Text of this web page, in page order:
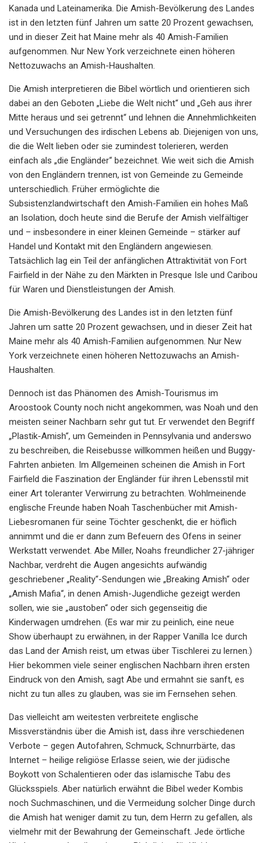
Kanada und Lateinamerika. Die Amish-Bevölkerung des Landes
ist in den letzten fünf Jahren um satte 20 Prozent gewachsen,
und in dieser Zeit hat Maine mehr als 40 Amish-Familien
aufgenommen. Nur New York verzeichnete einen höheren
Nettozuwachs an Amish-Haushalten.
Die Amish interpretieren die Bibel wörtlich und orientieren sich
dabei an den Geboten „Liebe die Welt nicht“ und „Geh aus ihrer
Mitte heraus und sei getrennt“ und lehnen die Annehmlichkeiten
und Versuchungen des irdischen Lebens ab. Diejenigen von uns,
die die Welt lieben oder sie zumindest tolerieren, werden
einfach als „die Engländer“ bezeichnet. Wie weit sich die Amish
von den Engländern trennen, ist von Gemeinde zu Gemeinde
unterschiedlich. Früher ermöglichte die
Subsistenzlandwirtschaft den Amish-Familien ein hohes Maß
an Isolation, doch heute sind die Berufe der Amish vielfältiger
und – insbesondere in einer kleinen Gemeinde – stärker auf
Handel und Kontakt mit den Engländern angewiesen.
Tatsächlich lag ein Teil der anfänglichen Attraktivität von Fort
Fairfield in der Nähe zu den Märkten in Presque Isle und Caribou
für Waren und Dienstleistungen der Amish.
Die Amish-Bevölkerung des Landes ist in den letzten fünf
Jahren um satte 20 Prozent gewachsen, und in dieser Zeit hat
Maine mehr als 40 Amish-Familien aufgenommen. Nur New
York verzeichnete einen höheren Nettozuwachs an Amish-
Haushalten.
Dennoch ist das Phänomen des Amish-Tourismus im
Aroostook County noch nicht angekommen, was Noah und den
meisten seiner Nachbarn sehr gut tut. Er verwendet den Begriff
„Plastik-Amish“, um Gemeinden in Pennsylvania und anderswo
zu beschreiben, die Reisebusse willkommen heißen und Buggy-
Fahrten anbieten. Im Allgemeinen scheinen die Amish in Fort
Fairfield die Faszination der Engländer für ihren Lebensstil mit
einer Art toleranter Verwirrung zu betrachten. Wohlmeinende
englische Freunde haben Noah Taschenbücher mit Amish-
Liebesromanen für seine Töchter geschenkt, die er höflich
annimmt und die er dann zum Befeuern des Ofens in seiner
Werkstatt verwendet. Abe Miller, Noahs freundlicher 27-jähriger
Nachbar, verdreht die Augen angesichts aufwändig
geschriebener „Reality“-Sendungen wie „Breaking Amish“ oder
„Amish Mafia“, in denen Amish-Jugendliche gezeigt werden
sollen, wie sie „austoben“ oder sich gegenseitig die
Kinderwagen umdrehen. (Es war mir zu peinlich, eine neue
Show überhaupt zu erwähnen, in der Rapper Vanilla Ice durch
das Land der Amish reist, um etwas über Tischlerei zu lernen.)
Hier bekommen viele seiner englischen Nachbarn ihren ersten
Eindruck von den Amish, sagt Abe und ermahnt sie sanft, es
nicht zu tun alles zu glauben, was sie im Fernsehen sehen.
Das vielleicht am weitesten verbreitete englische
Missverständnis über die Amish ist, dass ihre verschiedenen
Verbote – gegen Autofahren, Schmuck, Schnurrbärte, das
Internet – heilige religiöse Erlasse seien, wie der jüdische
Boykott von Schalentieren oder das islamische Tabu des
Glücksspiels. Aber natürlich erwähnt die Bibel weder Kombis
noch Suchmaschinen, und die Vermeidung solcher Dinge durch
die Amish hat weniger damit zu tun, dem Herrn zu gefallen, als
vielmehr mit der Bewahrung der Gemeinschaft. Jede örtliche